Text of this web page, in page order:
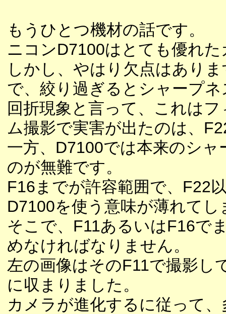
もうひとつ機材の話です。
ニコンD7100はとても優れ
しかし、やはり欠点はあり
で、絞り過ぎるとシャープ
回折現象と言って、これは
ム撮影で実害が出たのは、
一方、D7100では本来のシ
のが無難です。
F16までが許容範囲で、F22
D7100を使う意味が薄れてし
そこで、F11あるいはF16で
めなければなりません。
左の画像はそのF11で撮影し
に収まりました。
カメラが進化するに従って